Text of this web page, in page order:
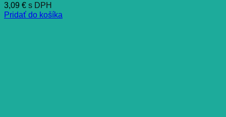
3,09 € s DPH
Pridať do košíka